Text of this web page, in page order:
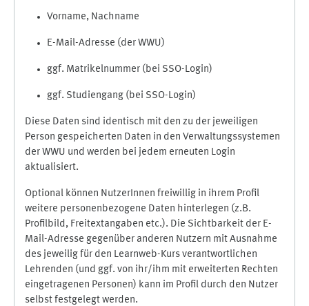
Vorname, Nachname
E-Mail-Adresse (der WWU)
ggf. Matrikelnummer (bei SSO-Login)
ggf. Studiengang (bei SSO-Login)
Diese Daten sind identisch mit den zu der jeweiligen
Person gespeicherten Daten in den Verwaltungssystemen
der WWU und werden bei jedem erneuten Login
aktualisiert.
Optional können NutzerInnen freiwillig in ihrem Profil
weitere personenbezogene Daten hinterlegen (z.B.
Profilbild, Freitextangaben etc.). Die Sichtbarkeit der E-
Mail-Adresse gegenüber anderen Nutzern mit Ausnahme
des jeweilig für den Learnweb-Kurs verantwortlichen
Lehrenden (und ggf. von ihr/ihm mit erweiterten Rechten
eingetragenen Personen) kann im Profil durch den Nutzer
selbst festgelegt werden.